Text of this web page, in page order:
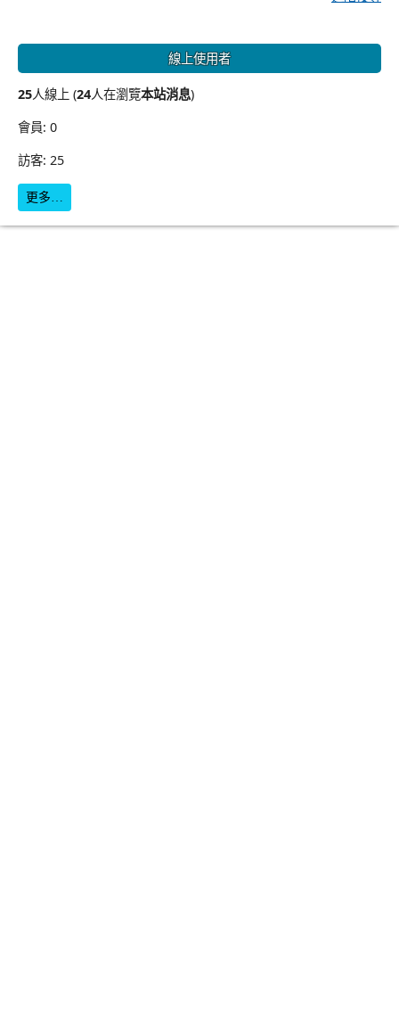
線上使用者
25人線上 (24人在瀏覽本站消息)
會員: 0
訪客: 25
更多…